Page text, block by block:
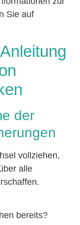
Sie auf
der
vollziehen,
alle
bereits?